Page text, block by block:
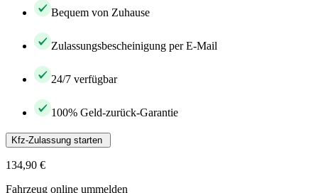
Bequem von Zuhause
Zulassungsbescheinigung per E-Mail
24/7 verfügbar
100% Geld-zurück-Garantie
Kfz-Zulassung starten
134,90 €
Fahrzeug online ummelden